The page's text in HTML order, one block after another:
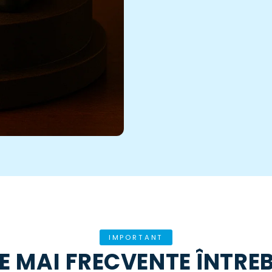
IMPORTANT
MAI FRECVENTE